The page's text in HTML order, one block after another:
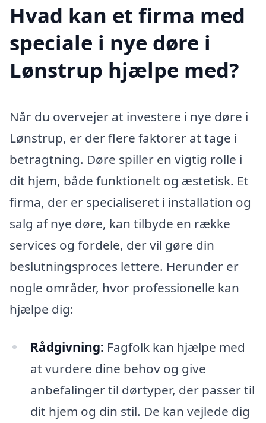
Hvad kan et firma med
speciale i nye døre i
Lønstrup hjælpe med?
Når du overvejer at investere i nye døre i
Lønstrup, er der flere faktorer at tage i
betragtning. Døre spiller en vigtig rolle i
dit hjem, både funktionelt og æstetisk. Et
firma, der er specialiseret i installation og
salg af nye døre, kan tilbyde en række
services og fordele, der vil gøre din
beslutningsproces lettere. Herunder er
nogle områder, hvor professionelle kan
hjælpe dig:
Rådgivning: Fagfolk kan hjælpe med
at vurdere dine behov og give
anbefalinger til dørtyper, der passer til
dit hjem og din stil. De kan vejlede dig